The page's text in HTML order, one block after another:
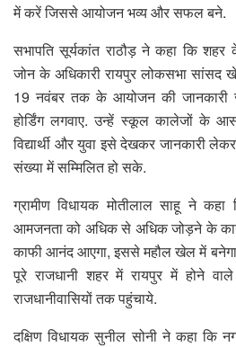
में करें जिससे आयोजन भव्य और सफल बने.
सभापति सूर्यकांत राठौड़ ने कहा कि
जोन के अधिकारी रायपुर लोकसभा सांसद
19 नवंबर तक के आयोजन की जानकारी
होर्डिंग लगवाए. उन्हें स्कूल कालेजों के
विद्यार्थी और युवा इसे देखकर जानकारी
संख्या में सम्मिलित हो सके.
ग्रामीण विधायक मोतीलाल साहू ने
आमजनता को अधिक से अधिक जोड़ने के कार्य
काफी आनंद आएगा, इससे महौल खेल में
पूरे राजधानी शहर में रायपुर में होने
राजधानीवासियों तक पहुंचाये.
दक्षिण विधायक सुनील सोनी ने कहा कि